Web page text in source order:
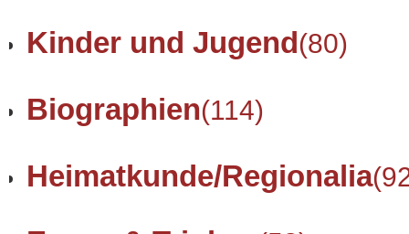
Kinder und Jugend(80)
Biographien(114)
Heimatkunde/Regionalia